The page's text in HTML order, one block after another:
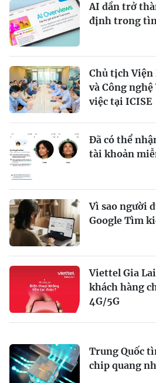
AI dần trở
định trong
Chủ tịch Viện
và Công
việc tại ICISE
Đã có thể
tài khoản
Vì sao người
Google Tìm
Viettel Gia
khách hàng
4G/5G
Trung Quốc
chip quang